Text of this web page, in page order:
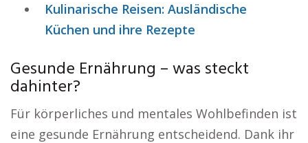
Kulinarische Reisen: Ausländische
Küchen und ihre Rezepte
Gesunde Ernährung – was steckt
dahinter?
Für körperliches und mentales Wohlbefinden ist
eine gesunde Ernährung entscheidend. Dank ihr